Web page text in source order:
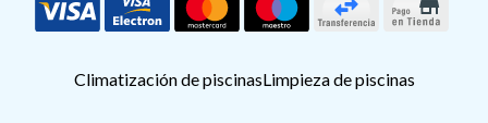
Climatización de piscinasLimpieza de piscinas